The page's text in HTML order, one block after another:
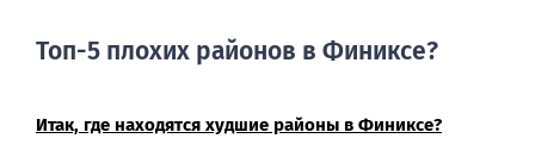
Топ-5 плохих районов в Финиксе?
Итак, где находятся худшие районы в Финиксе?